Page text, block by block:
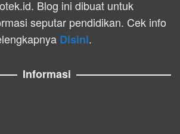
Blog ini dibuat untuk
seputar pendidikan. Cek info
Disini.
Informasi